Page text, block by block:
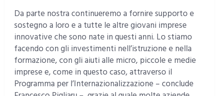
Da parte nostra continueremo a fornire supporto e
sostegno a loro e a tutte le altre giovani imprese
innovative che sono nate in questi anni. Lo stiamo
facendo con gli investimenti nell’istruzione e nella
formazione, con gli aiuti alle micro, piccole e medie
imprese e, come in questo caso, attraverso il
Programma per l’Internazionalizzazione – conclude